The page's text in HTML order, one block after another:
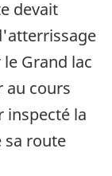
devait
Grand lac
au cours
inspecté la
sa route